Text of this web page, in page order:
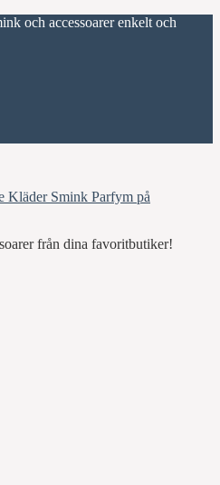
och accessoarer enkelt och
från dina favoritbutiker!